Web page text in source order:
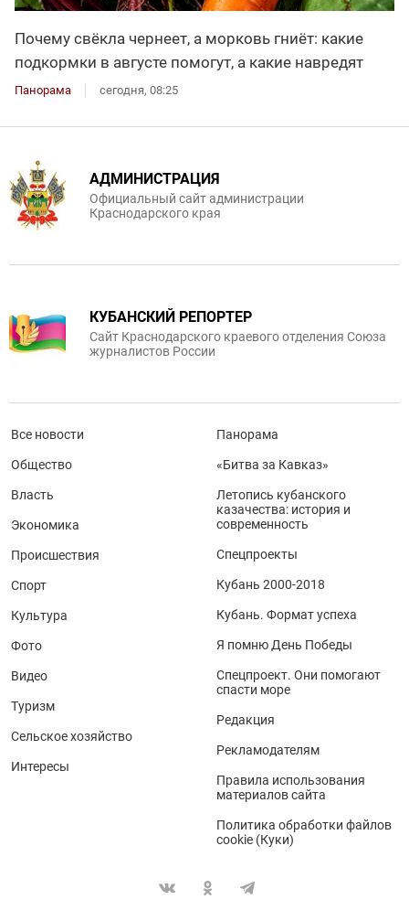
Почему свёкла чернеет, а морковь гниёт: какие
подкормки в августе помогут, а какие навредят
Панорама сегодня, 08:25
АДМИНИСТРАЦИЯ
Официальный сайт администрации
Краснодарского края
КУБАНСКИЙ РЕПОРТЕР
Сайт Краснодарского краевого отделения Союза
журналистов России
Все новости
Общество
Власть
Экономика
Происшествия
Спорт
Культура
Фото
Видео
Туризм
Сельское хозяйство
Интересы
Панорама
«Битва за Кавказ»
Летопись кубанского
казачества: история и
современность
Спецпроекты
Кубань 2000-2018
Кубань. Формат успеха
Я помню День Победы
Спецпроект. Они помогают
спасти море
Редакция
Рекламодателям
Правила использования
материалов сайта
Политика обработки файлов
cookie (Куки)